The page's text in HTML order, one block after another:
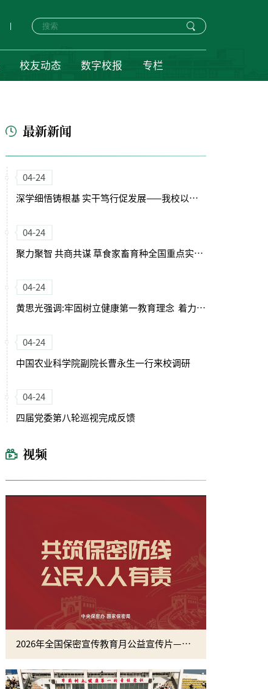
校友动态 数字校报 专栏
最新新闻
04-24
深学细悟铸根基 实干笃行促发展——我校以正确政绩观引领“十五五”开局新征程
04-24
聚力聚智 共商共谋 草食家畜育种全国重点实验室（筹）学术委员会会议召开
04-24
黄思光强调:牢固树立健康第一教育理念 着力培养德智体美劳全面发展的卓越农林人才
04-24
中国农业科学院副院长曹永生一行来校调研
04-24
四届党委第八轮巡视完成反馈
视频
2026年全国保密宣传教育月公益宣传片—方寸之间